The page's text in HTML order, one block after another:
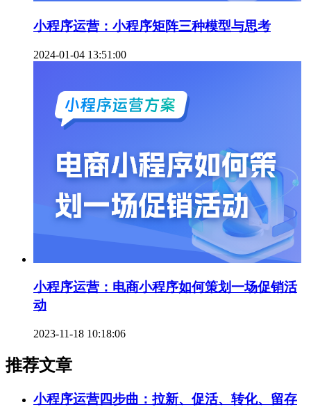
小程序运营：小程序矩阵三种模型与思考
2024-01-04 13:51:00
小程序运营：电商小程序如何策划一场促销活
动
2023-11-18 10:18:06
推荐文章
小程序运营四步曲：拉新、促活、转化、留存